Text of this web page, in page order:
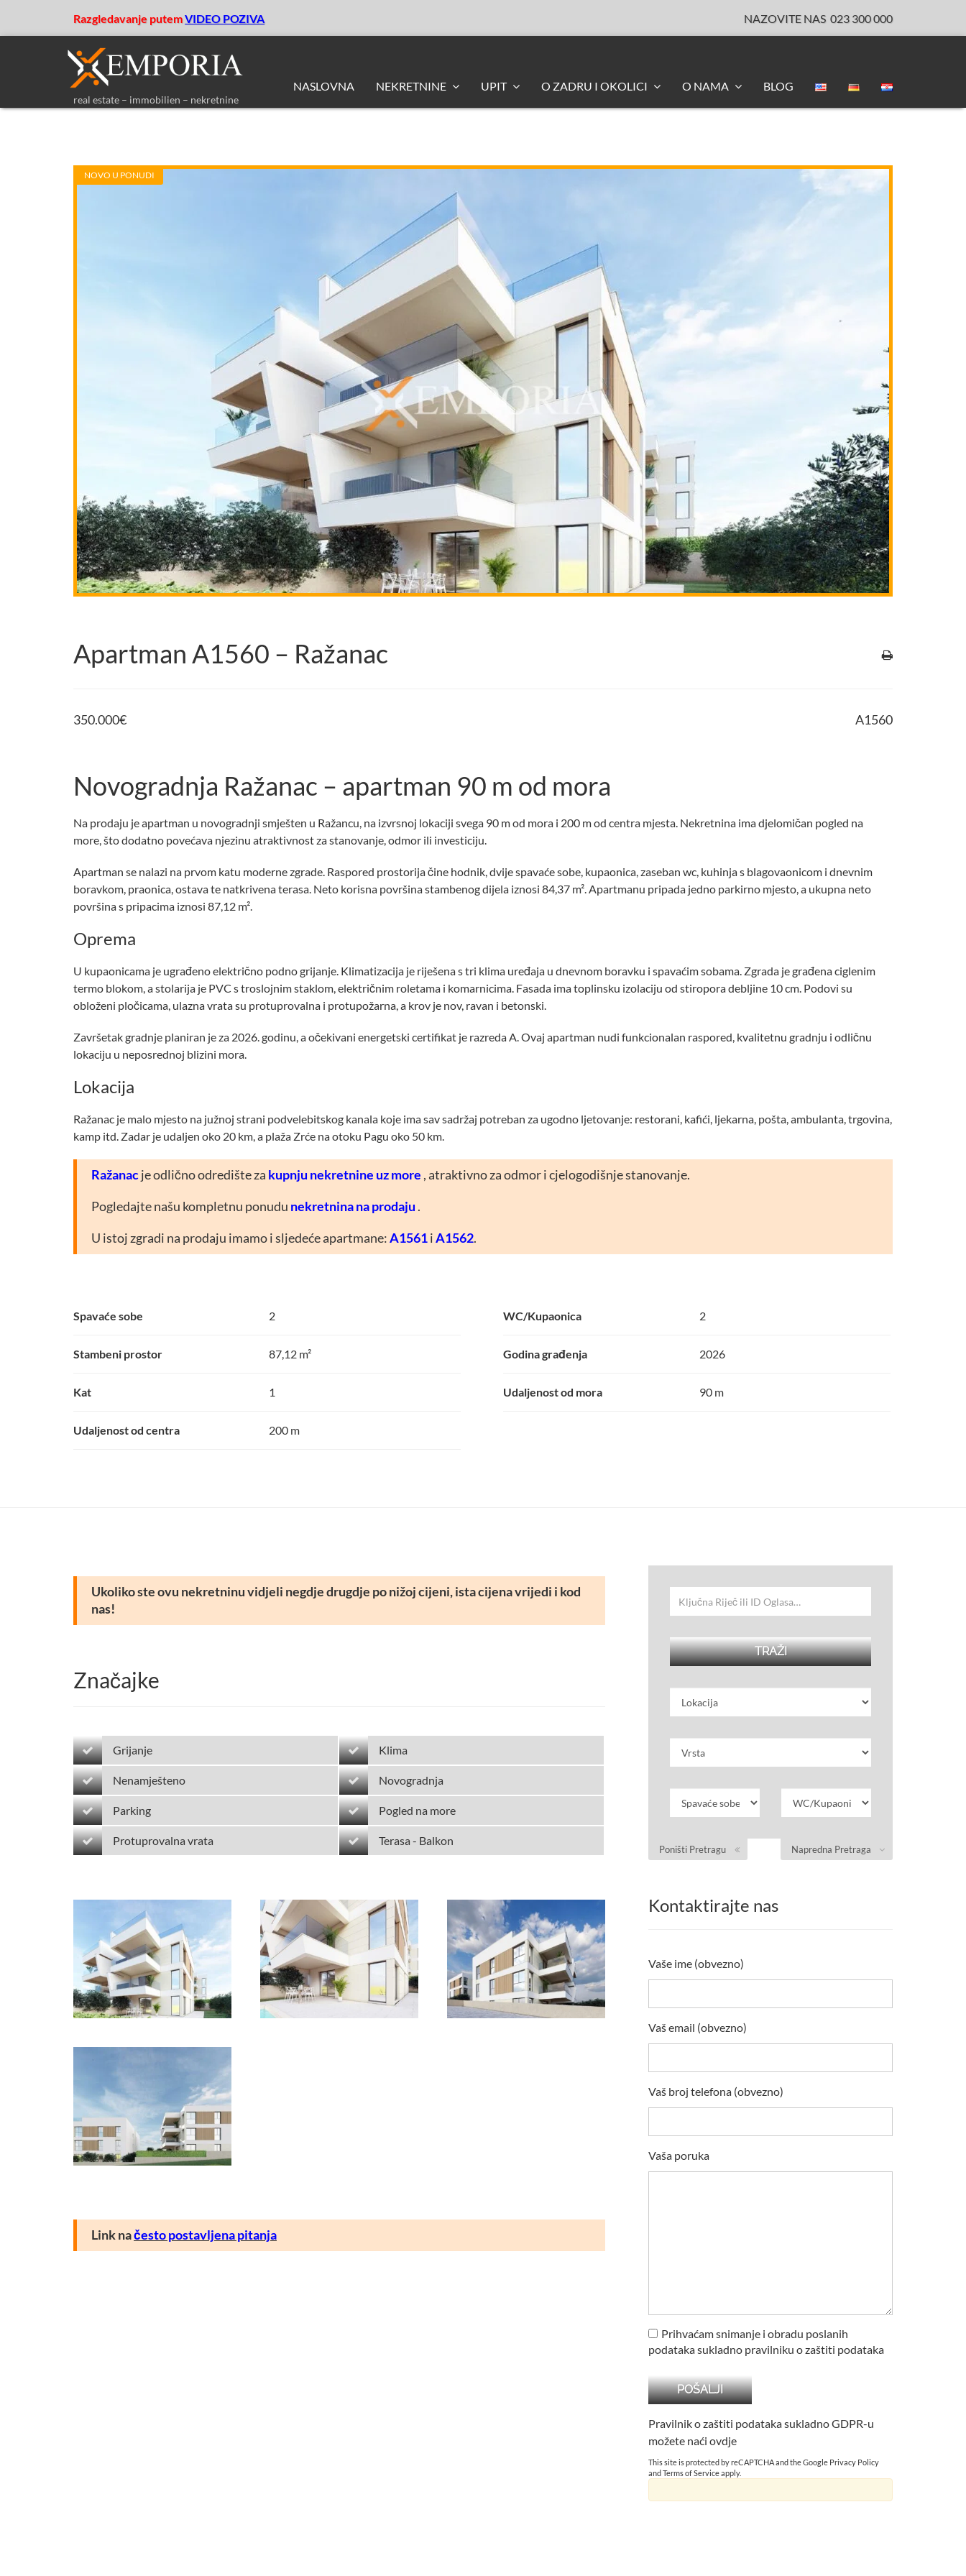
Razgledavanje putemVIDEO POZIVA NAZOVITE NAS 023 300 000
real estate – immobilien – nekretnine
NASLOVNA NEKRETNINE UPIT O ZADRU I OKOLICI O NAMA BLOG
NOVO U PONUDI
Apartman A1560 – Ražanac
350.000€ A1560
Novogradnja Ražanac – apartman 90 m od mora
Na prodaju je apartman u novogradnji smješten u Ražancu, na izvrsnoj lokaciji svega 90 m od mora i 200 m od centra mjesta. Nekretnina ima djelomičan pogled na
more, što dodatno povećava njezinu atraktivnost za stanovanje, odmor ili investiciju.
Apartman se nalazi na prvom katu moderne zgrade. Raspored prostorija čine hodnik, dvije spavaće sobe, kupaonica, zaseban wc, kuhinja s blagovaonicom i dnevnim
boravkom, praonica, ostava te natkrivena terasa. Neto korisna površina stambenog dijela iznosi 84,37 m². Apartmanu pripada jedno parkirno mjesto, a ukupna neto
površina s pripacima iznosi 87,12 m².
Oprema
U kupaonicama je ugrađeno električno podno grijanje. Klimatizacija je riješena s tri klima uređaja u dnevnom boravku i spavaćim sobama. Zgrada je građena ciglenim
termo blokom, a stolarija je PVC s troslojnim staklom, električnim roletama i komarnicima. Fasada ima toplinsku izolaciju od stiropora debljine 10 cm. Podovi su
obloženi pločicama, ulazna vrata su protuprovalna i protupožarna, a krov je nov, ravan i betonski.
Završetak gradnje planiran je za 2026. godinu, a očekivani energetski certifikat je razreda A. Ovaj apartman nudi funkcionalan raspored, kvalitetnu gradnju i odličnu
lokaciju u neposrednoj blizini mora.
Lokacija
Ražanac je malo mjesto na južnoj strani podvelebitskog kanala koje ima sav sadržaj potreban za ugodno ljetovanje: restorani, kafići, ljekarna, pošta, ambulanta, trgovina,
kamp itd. Zadar je udaljen oko 20 km, a plaža Zrće na otoku Pagu oko 50 km.
Ražanacje odlično odredište za kupnju nekretnine uz more , atraktivno za odmor i cjelogodišnje stanovanje.
Pogledajte našu kompletnu ponudu nekretnina na prodaju .
U istoj zgradi na prodaju imamo i sljedeće apartmane:A1561iA1562.
Spavaće sobe 2 WC/Kupaonica 2
Stambeni prostor 87,12 m² Godina građenja 2026
Kat 1 Udaljenost od mora 90 m
Udaljenost od centra 200 m
Ukoliko ste ovu nekretninu vidjeli negdje drugdje po nižoj cijeni, ista cijena vrijedi i kod
nas!
Značajke
Grijanje Klima
Nenamješteno Novogradnja
Parking Pogled na more
Protuprovalna vrata Terasa - Balkon
Link načesto postavljena pitanja
Napredna Pretraga
Poništi Pretragu
Kontaktirajte nas
Vaše ime (obvezno)
Vaš email (obvezno)
Vaš broj telefona (obvezno)
Vaša poruka
Prihvaćam snimanje i obradu poslanih
podataka sukladno pravilniku o zaštiti podataka
Pravilnik o zaštiti podataka sukladno GDPR-u
možete naći ovdje
This site is protected by reCAPTCHA and the Google Privacy Policy
andTerms of Serviceapply.